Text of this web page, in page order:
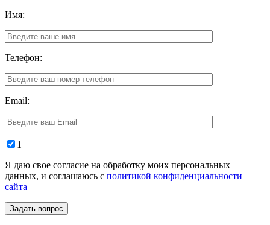
Имя:
Телефон:
Email:
1
Я даю свое согласие на обработку моих персональных
данных, и соглашаюсь с политикой конфиденциальности
сайта
Задать вопрос